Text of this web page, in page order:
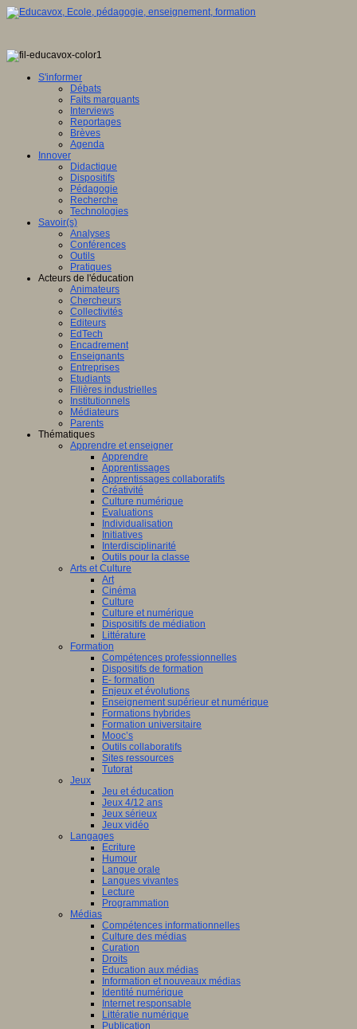
S'informer
Débats
Faits marquants
Interviews
Reportages
Brèves
Agenda
Innover
Didactique
Dispositifs
Pédagogie
Recherche
Technologies
Savoir(s)
Analyses
Conférences
Outils
Pratiques
Acteurs de l'éducation
Animateurs
Chercheurs
Collectivités
Editeurs
EdTech
Encadrement
Enseignants
Entreprises
Etudiants
Filières industrielles
Institutionnels
Médiateurs
Parents
Thématiques
Apprendre et enseigner
Apprendre
Apprentissages
Apprentissages collaboratifs
Créativité
Culture numérique
Evaluations
Individualisation
Initiatives
Interdisciplinarité
Outils pour la classe
Arts et Culture
Art
Cinéma
Culture
Culture et numérique
Dispositifs de médiation
Littérature
Formation
Compétences professionnelles
Dispositifs de formation
E- formation
Enjeux et évolutions
Enseignement supérieur et numérique
Formations hybrides
Formation universitaire
Mooc’s
Outils collaboratifs
Sites ressources
Tutorat
Jeux
Jeu et éducation
Jeux 4/12 ans
Jeux sérieux
Jeux vidéo
Langages
Ecriture
Humour
Langue orale
Langues vivantes
Lecture
Programmation
Médias
Compétences informationnelles
Culture des médias
Curation
Droits
Education aux médias
Information et nouveaux médias
Identité numérique
Internet responsable
Littératie numérique
Publication